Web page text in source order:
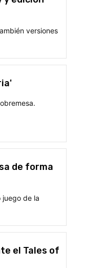
versiones
de forma
juego de la
el Tales of